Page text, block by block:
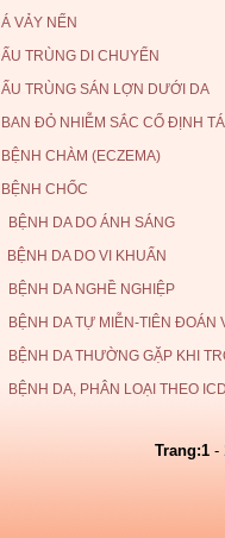
Á VẢY NẾN
ẤU TRÙNG DI CHUYỂN
ẤU TRÙNG SÁN LỢN DƯỚI DA
BAN ĐỎ NHIỄM SẮC CỐ ĐỊNH
BỆNH CHÀM (ECZEMA)
BỆNH CHỐC
BỆNH DA DO ÁNH SÁNG
BỆNH DA DO VI KHUẨN
BỆNH DA NGHỀ NGHIỆP
BỆNH DA TỰ MIỄN-TIÊN ĐOÁN
BỆNH DA THƯỜNG GẶP KHI
BỆNH DA, PHÂN LOẠI THEO
Trang:1-